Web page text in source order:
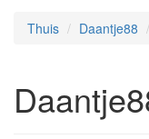
Thuis Daantje88